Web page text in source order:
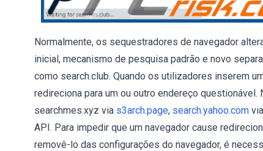
Normalmente, os sequestradores de navegador
inicial, mecanismo de pesquisa padrão e novo
como search.club. Quando os utilizadores inserem
redireciona para um ou outro endereço
searchmes.xyz via s3arch.page, search.yahoo.com via
API. Para impedir que um navegador cause
removê-lo das configurações do navegador, é